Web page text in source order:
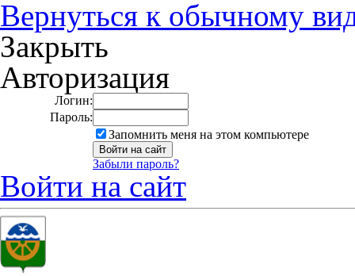
Вернуться к обычному
Закрыть
Авторизация
Логин:
Пароль:
Запомнить меня на этом компьютере
Забыли пароль?
Войти на сайт